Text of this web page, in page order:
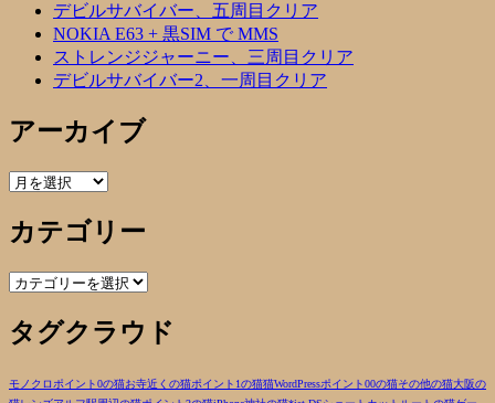
デビルサバイバー、五周目クリア
NOKIA E63 + 黒SIM で MMS
ストレンジジャーニー、三周目クリア
デビルサバイバー2、一周目クリア
アーカイブ
ア
カ
イ
ブ
カテゴリー
カ
ゴ
リ
タグクラウド
モノクロ ポイント0の猫お寺近くの猫ポイント1の猫猫WordPressポイント00の猫その他の猫大阪の